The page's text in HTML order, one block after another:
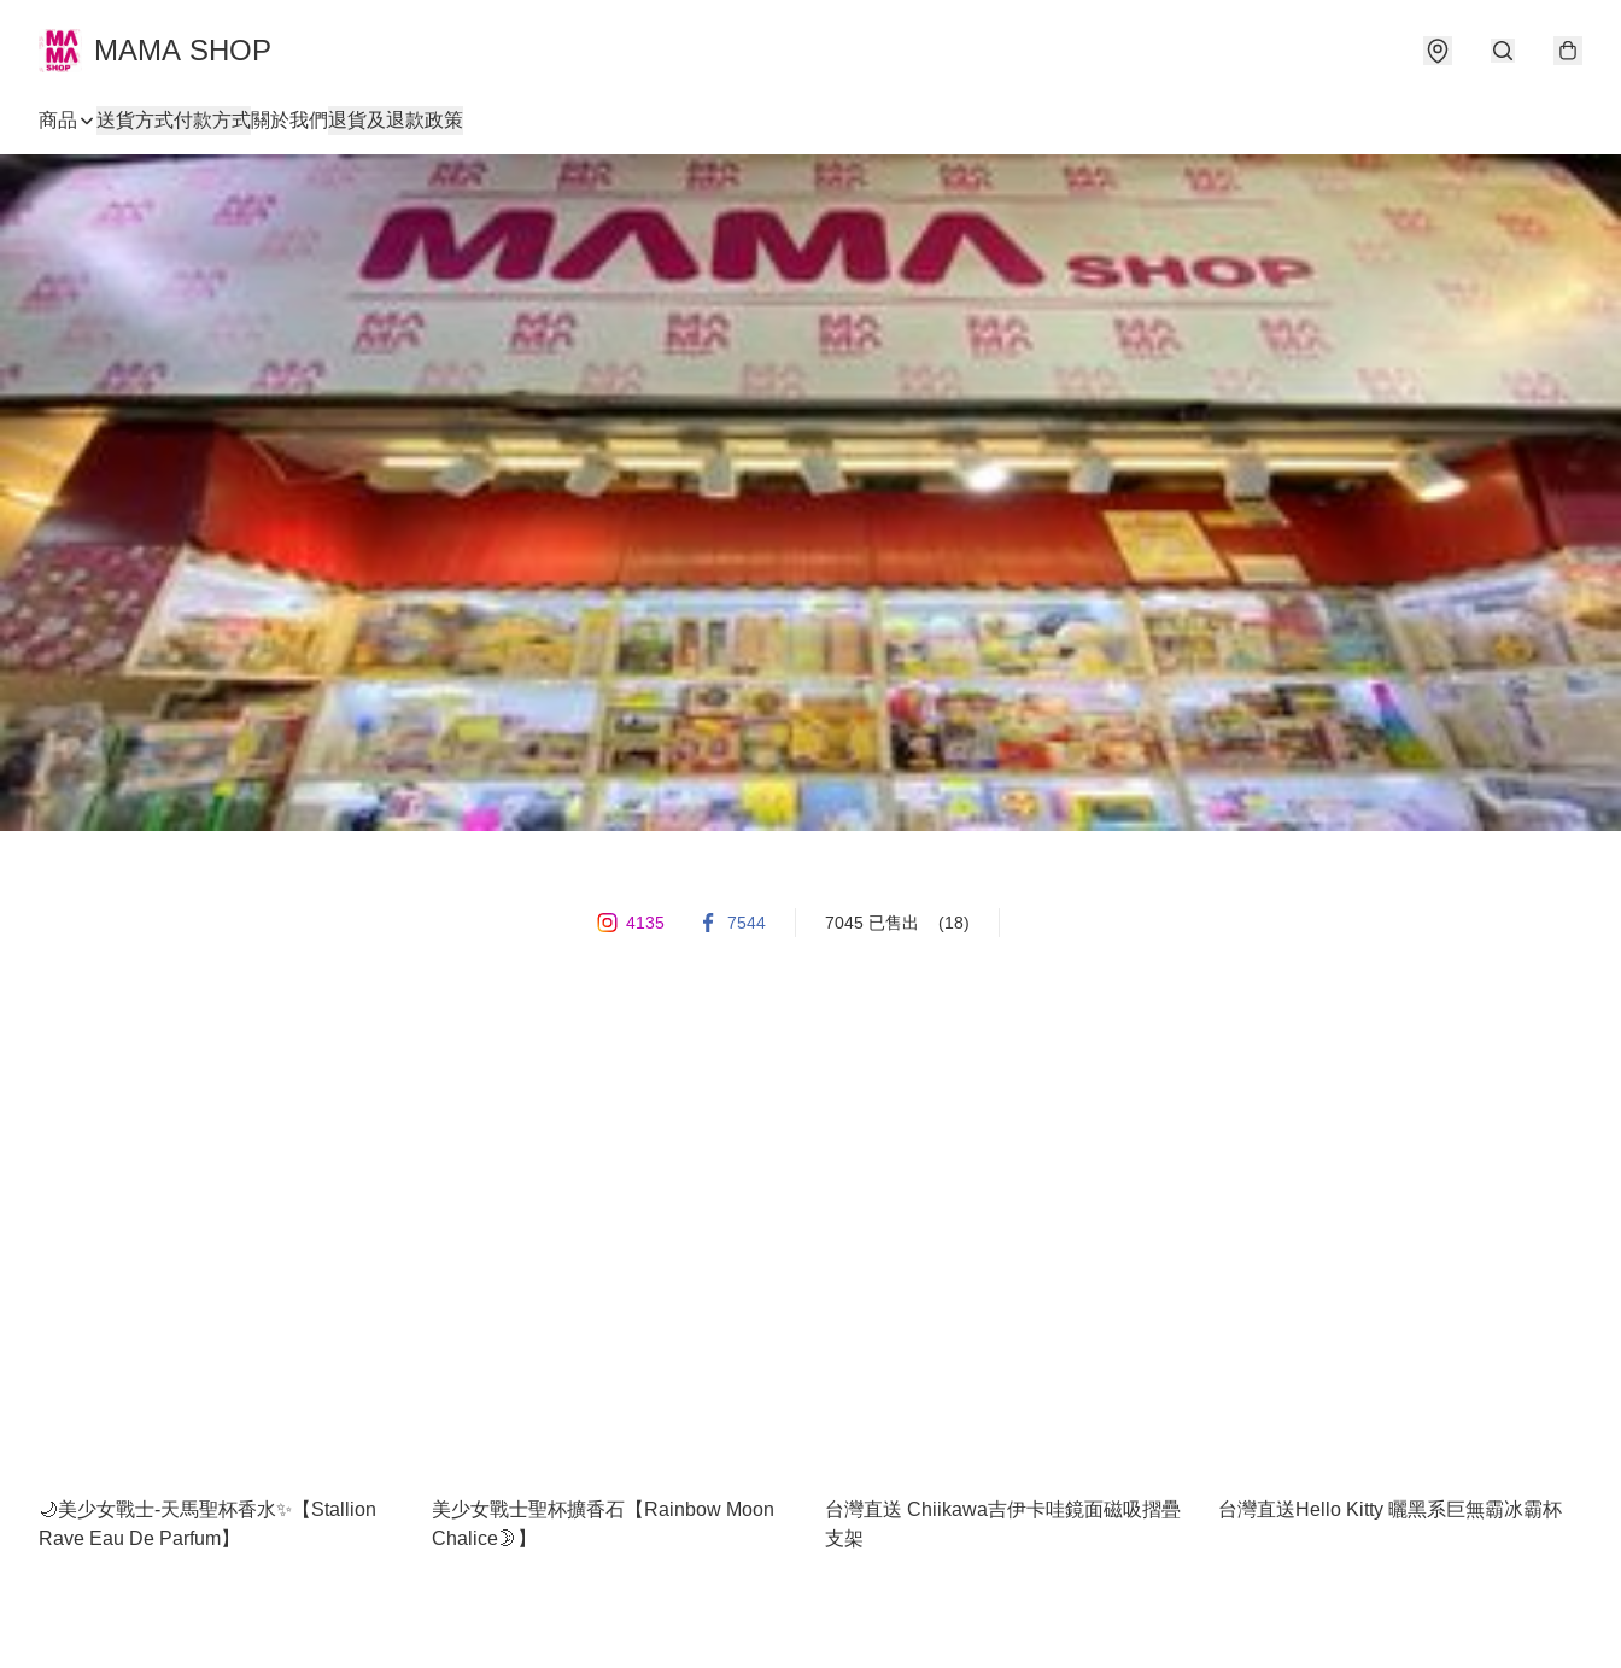
MAMA SHOP
商品 送貨方式付款方式關於我們退貨及退款政策
4135 7544 7045 已售出 (18)
🌙美少女戰士-天馬聖杯香水✨【Stallion
Rave Eau De Parfum】
美少女戰士聖杯擴香石【Rainbow Moon
Chalice🌛】
台灣直送 Chiikawa吉伊卡哇鏡面磁吸摺疊
支架
台灣直送Hello Kitty 曬黑系巨無霸冰霸杯